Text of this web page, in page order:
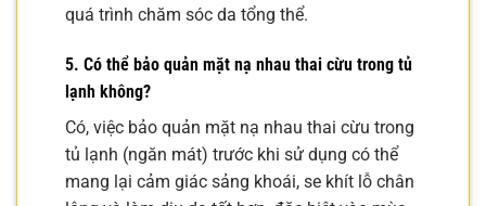
quá trình chăm sóc da tổng thể.
5. Có thể bảo quản mặt nạ nhau thai cừu trong tủ
lạnh không?
Có, việc bảo quản mặt nạ nhau thai cừu trong
tủ lạnh (ngăn mát) trước khi sử dụng có thể
mang lại cảm giác sảng khoái, se khít lỗ chân